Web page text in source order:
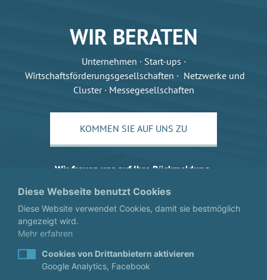
WIR BERATEN
Unternehmen · Start-ups ·
Wirtschaftsförderungsgesellschaften · Netzwerke und
Cluster · Messegesellschaften
KOMMEN SIE AUF UNS ZU
Wir freuen uns auf Ihre Rückmeldung.
Diese Webseite benutzt Cookies
Diese Website verwendet Cookies, damit sie bestmöglich
angezeigt wird.
Mehr erfahren
Cookies von Drittanbietern aktivieren
Google Analytics, Facebook